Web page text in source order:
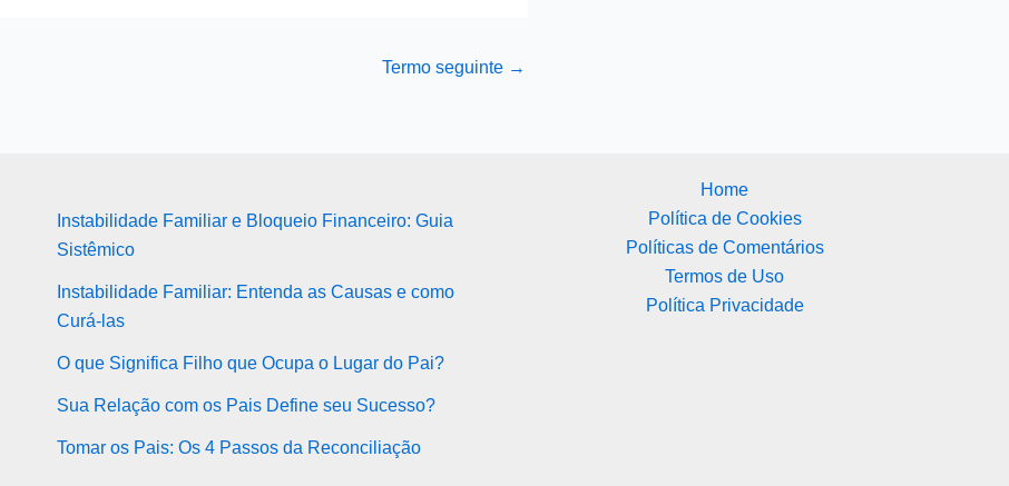
Termo seguinte →
Instabilidade Familiar e Bloqueio Financeiro: Guia
Sistêmico
Instabilidade Familiar: Entenda as Causas e como
Curá-las
O que Significa Filho que Ocupa o Lugar do Pai?
Sua Relação com os Pais Define seu Sucesso?
Tomar os Pais: Os 4 Passos da Reconciliação
Home
Política de Cookies
Políticas de Comentários
Termos de Uso
Política Privacidade